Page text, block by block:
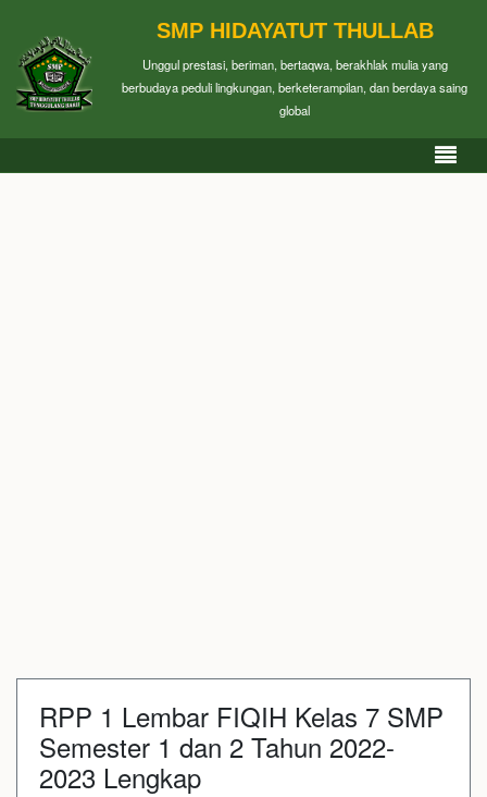
SMP HIDAYATUT THULLAB
Unggul prestasi, beriman, bertaqwa, berakhlak mulia yang
berbudaya peduli lingkungan, berketerampilan, dan berdaya saing
global
RPP 1 Lembar FIQIH Kelas 7 SMP
Semester 1 dan 2 Tahun 2022-
2023 Lengkap